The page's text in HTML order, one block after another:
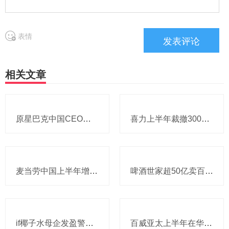
表情
相关文章
原星巴克中国CEO蔡德粦掌舵恒隆，百胜中国完成必胜客内地所有权收购，泸溪河迎来反转，帝亚吉欧裁减岗位计划发布，秋天第一杯奶茶爆单 喜力上半年裁撤3000岗位，太古可口可乐总裁说饮料品类增长态势良好，华润饮料下半年要打三场关键战役，帝亚吉欧新帅努力应对白酒市场影响
麦当劳中国上半年增至8114家，达能CEO称现阶段更具进攻性，“小酒馆”海伦司盈警，现代牧业完成收购中国圣牧股权，茶颜悦色合肥首店开业 啤酒世家超50亿卖百威集团股份，宗庆后之子任新公司董事长，FIVE GUYS明年重点加密北京，三只松鼠华南总部入驻佛山，达能完成阿根廷合资
if椰子水母企发盈警，星巴克回应“伙伴券取消”传闻，沃尔玛社区店将开进广州，袁记食品更新招股书，投资超5亿的安徽东鹏饮料项目投产 百威亚太上半年在华量跌价升，东鹏饮料上半年收入近125亿，热浪让梦龙冰淇淋欧洲大卖，徐福记发拼多多店铺说明，泸溪河桃酥再次上架山姆